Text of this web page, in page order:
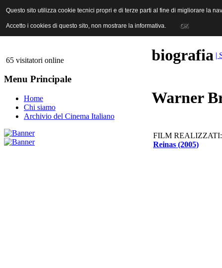
ANICA | Associazione Nazionale Industrie Cinematografiche
65 visitatori online
Menu Principale
Home
Chi siamo
Archivio del Cinema Italiano
biografia |
Warner
FILM REALIZZATI:
Reinas (2005)
Questo sito utilizza cookie tecnici propri e di terze parti al fine di migliorare la
Accetto i cookies di questo sito, non mostrare la informativa. OK
Questo sito utilizza cookie tecnici propri e di terze parti al fine di migliorare la
Accetto i cookies di questo sito, non mostrare la informativa. OK